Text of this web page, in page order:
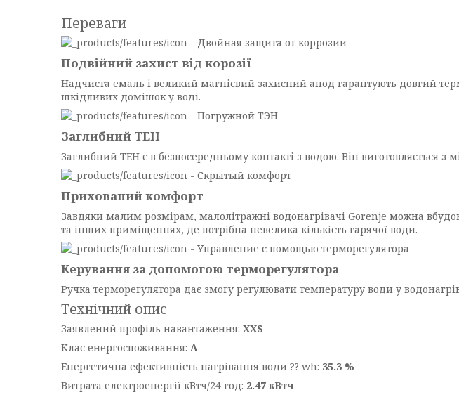
Переваги
Подвійний захист від корозії
Надчиста емаль і великий магнієвий захисний анод гарантують довгий
шкідливих домішок у воді.
Заглибний ТЕН
Заглибний ТЕН є в безпосередньому контакті з водою. Він виготовляється з
Прихований комфорт
Завдяки малим розмірам, малолітражні водонагрівачі Gorenje можна
та інших приміщеннях, де потрібна невелика кількість гарячої води.
Керування за допомогою терморегулятора
Ручка терморегулятора дає змогу регулювати температуру води у
Технічний опис
Заявлений профіль навантаження: XXS
Клас енергоспоживання: A
Енергетична ефективність нагрівання води ⁇ wh: 35.3 %
Витрата електроенергії кВтч/24 год: 2.47 кВтч